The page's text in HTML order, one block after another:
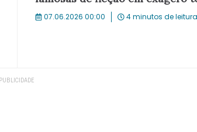
07.06.2026 00:00 4 minutos de leitura